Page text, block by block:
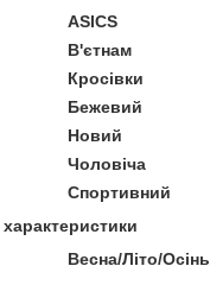
ASICS
В'єтнам
Кросівки
Бежевий
Новий
Чоловіча
Спортивний
Весна/Літо/Осінь